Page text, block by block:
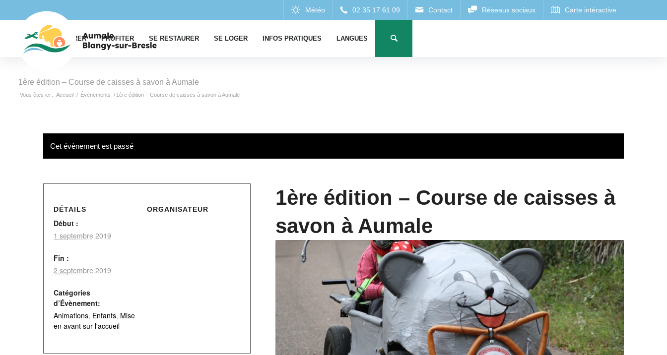
EXPLORER PROFITER SE RESTAURER SE LOGER INFOS PRATIQUES LANGUES
1ère édition – Course de caisses à savon à Aumale
Vous êtes ici : Accueil / Évènements / 1ère édition – Course de caisses à savon à Aumale
Cet évènement est passé
1ère édition – Course de caisses à
savon à Aumale
DÉTAILS
Début :
1 septembre 2019
Fin :
2 septembre 2019
Catégories
d’Évènement:
Animations, Enfants, Mise
en avant sur l'accueil
ORGANISATEUR